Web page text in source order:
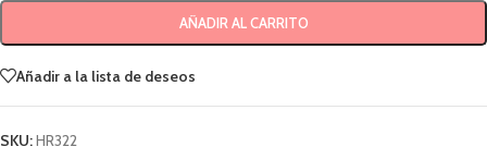
AÑADIR AL CARRITO
Añadir a la lista de deseos
SKU:HR322